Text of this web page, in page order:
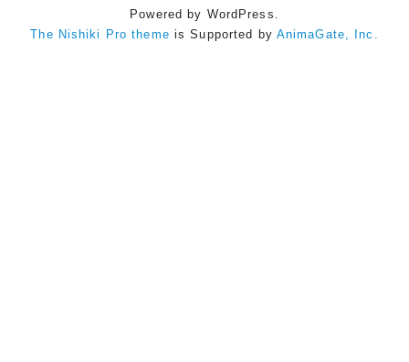
Powered by WordPress.
The Nishiki Pro theme is Supported by AnimaGate, Inc.